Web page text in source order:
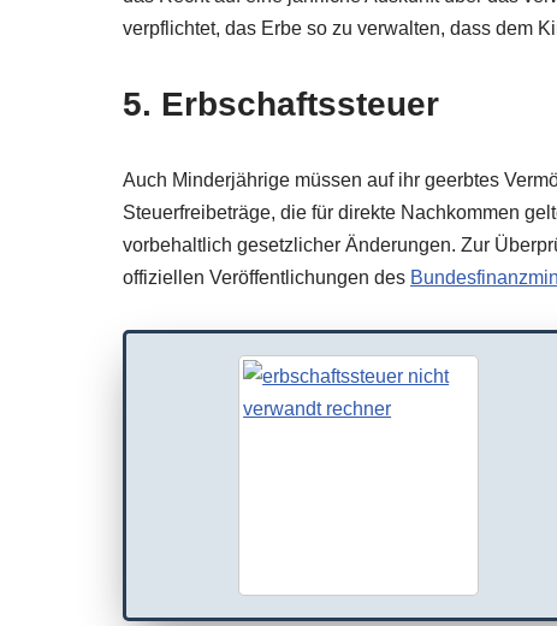
verpflichtet, das Erbe so zu verwalten, dass dem
5. Erbschaftssteuer
Auch Minderjährige müssen auf ihr geerbtes
Steuerfreibeträge, die für direkte Nachkommen
vorbehaltlich gesetzlicher Änderungen. Zur
offiziellen Veröffentlichungen des